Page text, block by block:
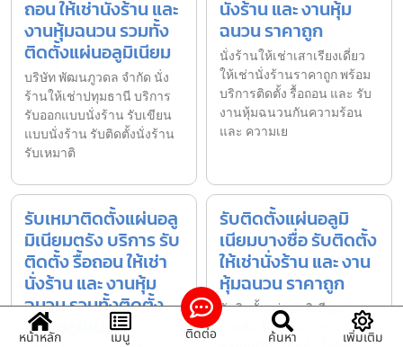
ถอน ให้เช่านั่งร้าน และ
งานหุ้มฉนวน รวมทั้ง
ติดตั้งแผ่นอลูมิเนียม
บริษัท พัฒนภูวดล จำกัด นั่ง
ร้านให้เช่าปทุมธานี บริการ
รับออกแบบนั่งร้าน รับเขียน
แบบนั่งร้าน รับติดตั้งนั่งร้าน
รับเหมาติ
นั่งร้าน และ งานหุ้ม
ฉนวน ราคาถูก
นั่งร้านให้เช่าเสาเรียงเดี่ยว
ให้เช่านั่งร้านราคาถูก พร้อม
บริการติดตั้ง รื้อถอน และ รับ
งานหุ้มฉนวนกันความร้อน
และ ความเย
รับเหมาติดตั้งแผ่นอลู
มิเนียมตรัง บริการ รับ
ติดตั้ง รื้อถอน ให้เช่า
นั่งร้าน และ งานหุ้ม
ฉนวน รวมทั้งติดตั้ง
แผ่นอลูมิเนียม
รับติดตั้งแผ่นอลูมิ
เนียมบางซื่อ รับติดตั้ง
ให้เช่านั่งร้าน และ งาน
หุ้มฉนวน ราคาถูก
รับติดตั้งแผ่นอลูมิเนียม
บางซื่อ ให้เช่านั่งร้านราคาถูก
หน้าหลัก เมนู ติดต่อ ค้นหา เพิ่มเติม